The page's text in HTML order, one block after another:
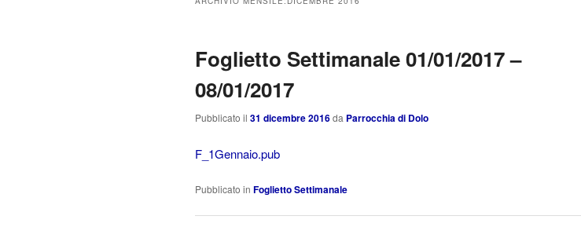
Foglietto Settimanale 01/01/2017 –
08/01/2017
Pubblicato il 31 dicembre 2016da Parrocchia di Dolo
F_1Gennaio.pub
Pubblicato in Foglietto Settimanale